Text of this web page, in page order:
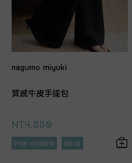
nagumo miyuki
質感牛皮手提包
NT.4,880
PRE-ORDER NEW